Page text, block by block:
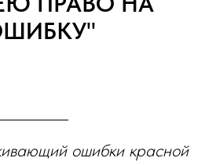
ошибки красной